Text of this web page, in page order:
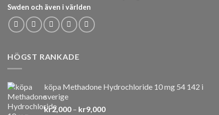
Swden och även i världen
HÖGST RANKADE
köpa Methadone Hydrochloride 10 mg 54 142 i
sverige
kr2,000 – kr9,000Prisintervall: